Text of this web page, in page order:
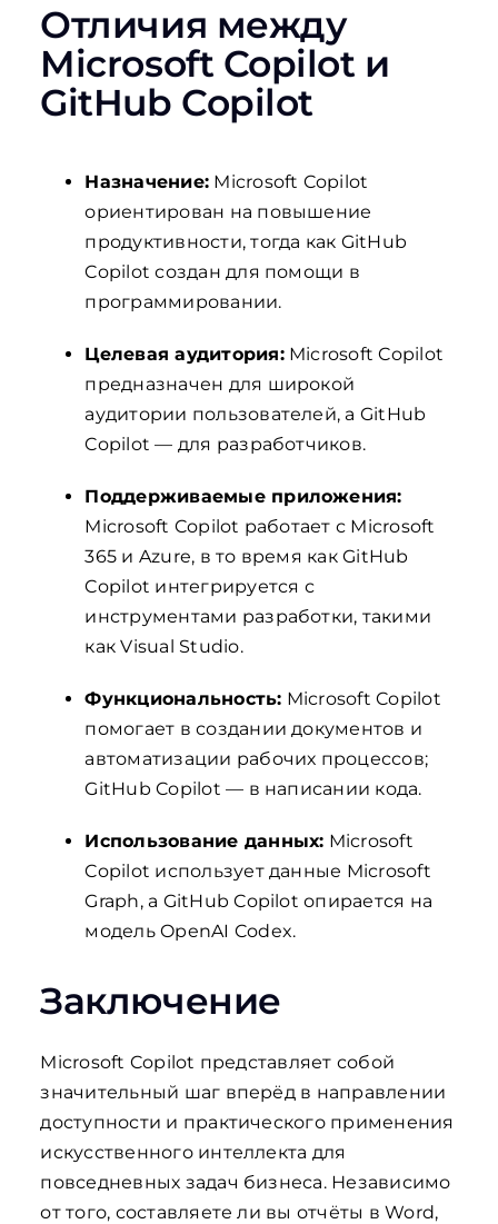
Отличия между
Microsoft Copilot и
GitHub Copilot
Назначение: Microsoft Copilot
ориентирован на повышение
продуктивности, тогда как GitHub
Copilot создан для помощи в
программировании.
Целевая аудитория:Microsoft Copilot
предназначен для широкой
аудитории пользователей, а GitHub
Copilot — для разработчиков.
Поддерживаемые приложения:
Microsoft Copilot работает с Microsoft
365 и Azure, в то время как GitHub
Copilot интегрируется с
инструментами разработки, такими
как Visual Studio.
Функциональность: Microsoft Copilot
помогает в создании документов и
автоматизации рабочих процессов;
GitHub Copilot — в написании кода.
Использование данных: Microsoft
Copilot использует данные Microsoft
Graph, а GitHub Copilot опирается на
модель OpenAI Codex.
Заключение
Microsoft Copilot представляет собой
значительный шаг вперёд в направлении
доступности и практического применения
искусственного интеллекта для
повседневных задач бизнеса. Независимо
от того, составляете ли вы отчёты в Word,